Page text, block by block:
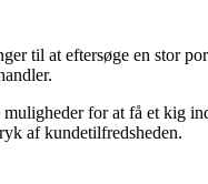
til at eftersøge en stor
for at få et kig
af kundetilfredsheden.